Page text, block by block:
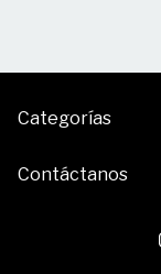
Categorías
Contáctanos